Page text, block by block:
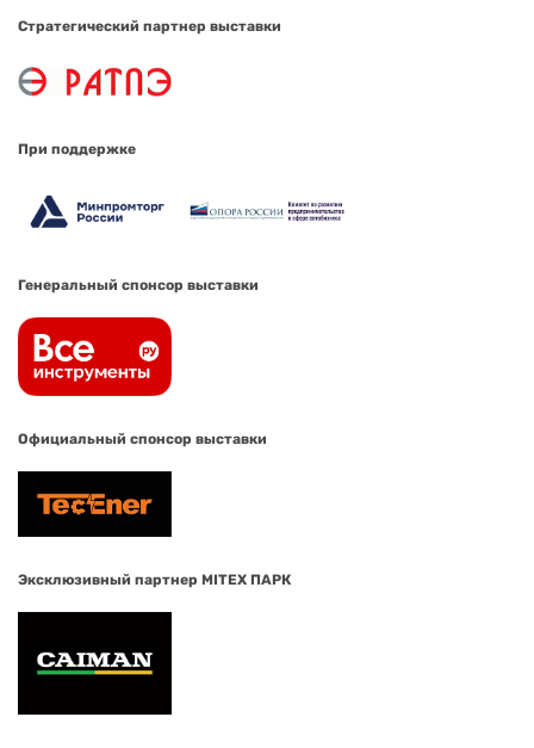
Стратегический партнер выставки
При поддержке
Генеральный спонсор выставки
Официальный спонсор выставки
Эксклюзивный партнер MITEX ПАРК